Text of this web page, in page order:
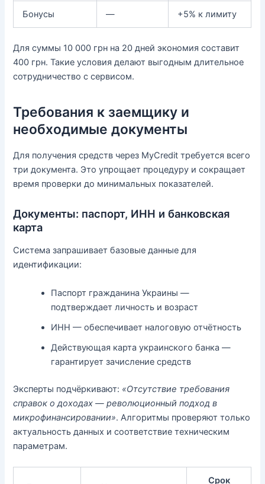
Бонусы — +5% к лимиту
Для суммы 10 000 грн на 20 дней экономия составит
400 грн. Такие условия делают выгодным длительное
сотрудничество с сервисом.
Требования к заемщику и
необходимые документы
Для получения средств через MyCredit требуется всего
три документа. Это упрощает процедуру и сокращает
время проверки до минимальных показателей.
Документы: паспорт, ИНН и банковская
карта
Система запрашивает базовые данные для
идентификации:
Паспорт гражданина Украины —
подтверждает личность и возраст
ИНН — обеспечивает налоговую отчётность
Действующая карта украинского банка —
гарантирует зачисление средств
Эксперты подчёркивают: «Отсутствие требования
справок о доходах — революционный подход в
микрофинансировании». Алгоритмы проверяют только
актуальность данных и соответствие техническим
параметрам.
Срок